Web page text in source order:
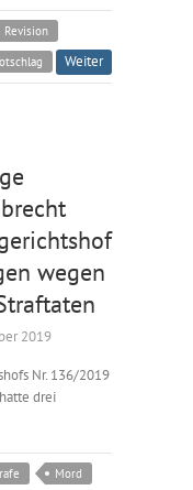
Revision
Weiter
wegen
2019
Nr. 136/2019
drei
Mord